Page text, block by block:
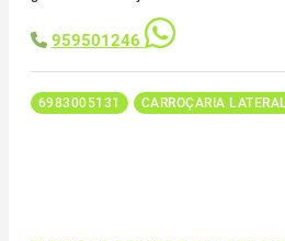
959501246
6983005131 CARROÇARIA LATERAL